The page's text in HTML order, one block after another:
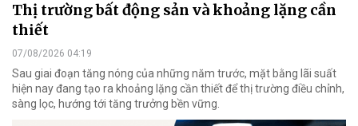
Thị trường bất động sản và khoảng lặng cần
thiết
07/08/2026 04:19
Sau giai đoạn tăng nóng của những năm trước, mặt bằng lãi suất
hiện nay đang tạo ra khoảng lặng cần thiết để thị trường điều chỉnh,
sàng lọc, hướng tới tăng trưởng bền vững.